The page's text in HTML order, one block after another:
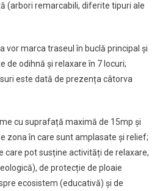
(arbori remarcabili, diferite tipuri ale
vor marca traseul în buclă principal și
de odihnă și relaxare în 7 locuri;
este dată de prezența câtorva
cu suprafață maximă de 15mp și
zona în care sunt amplasate și relief;
pot susține activități de relaxare,
de protecție de ploaie
ecosistem (educativă) și de